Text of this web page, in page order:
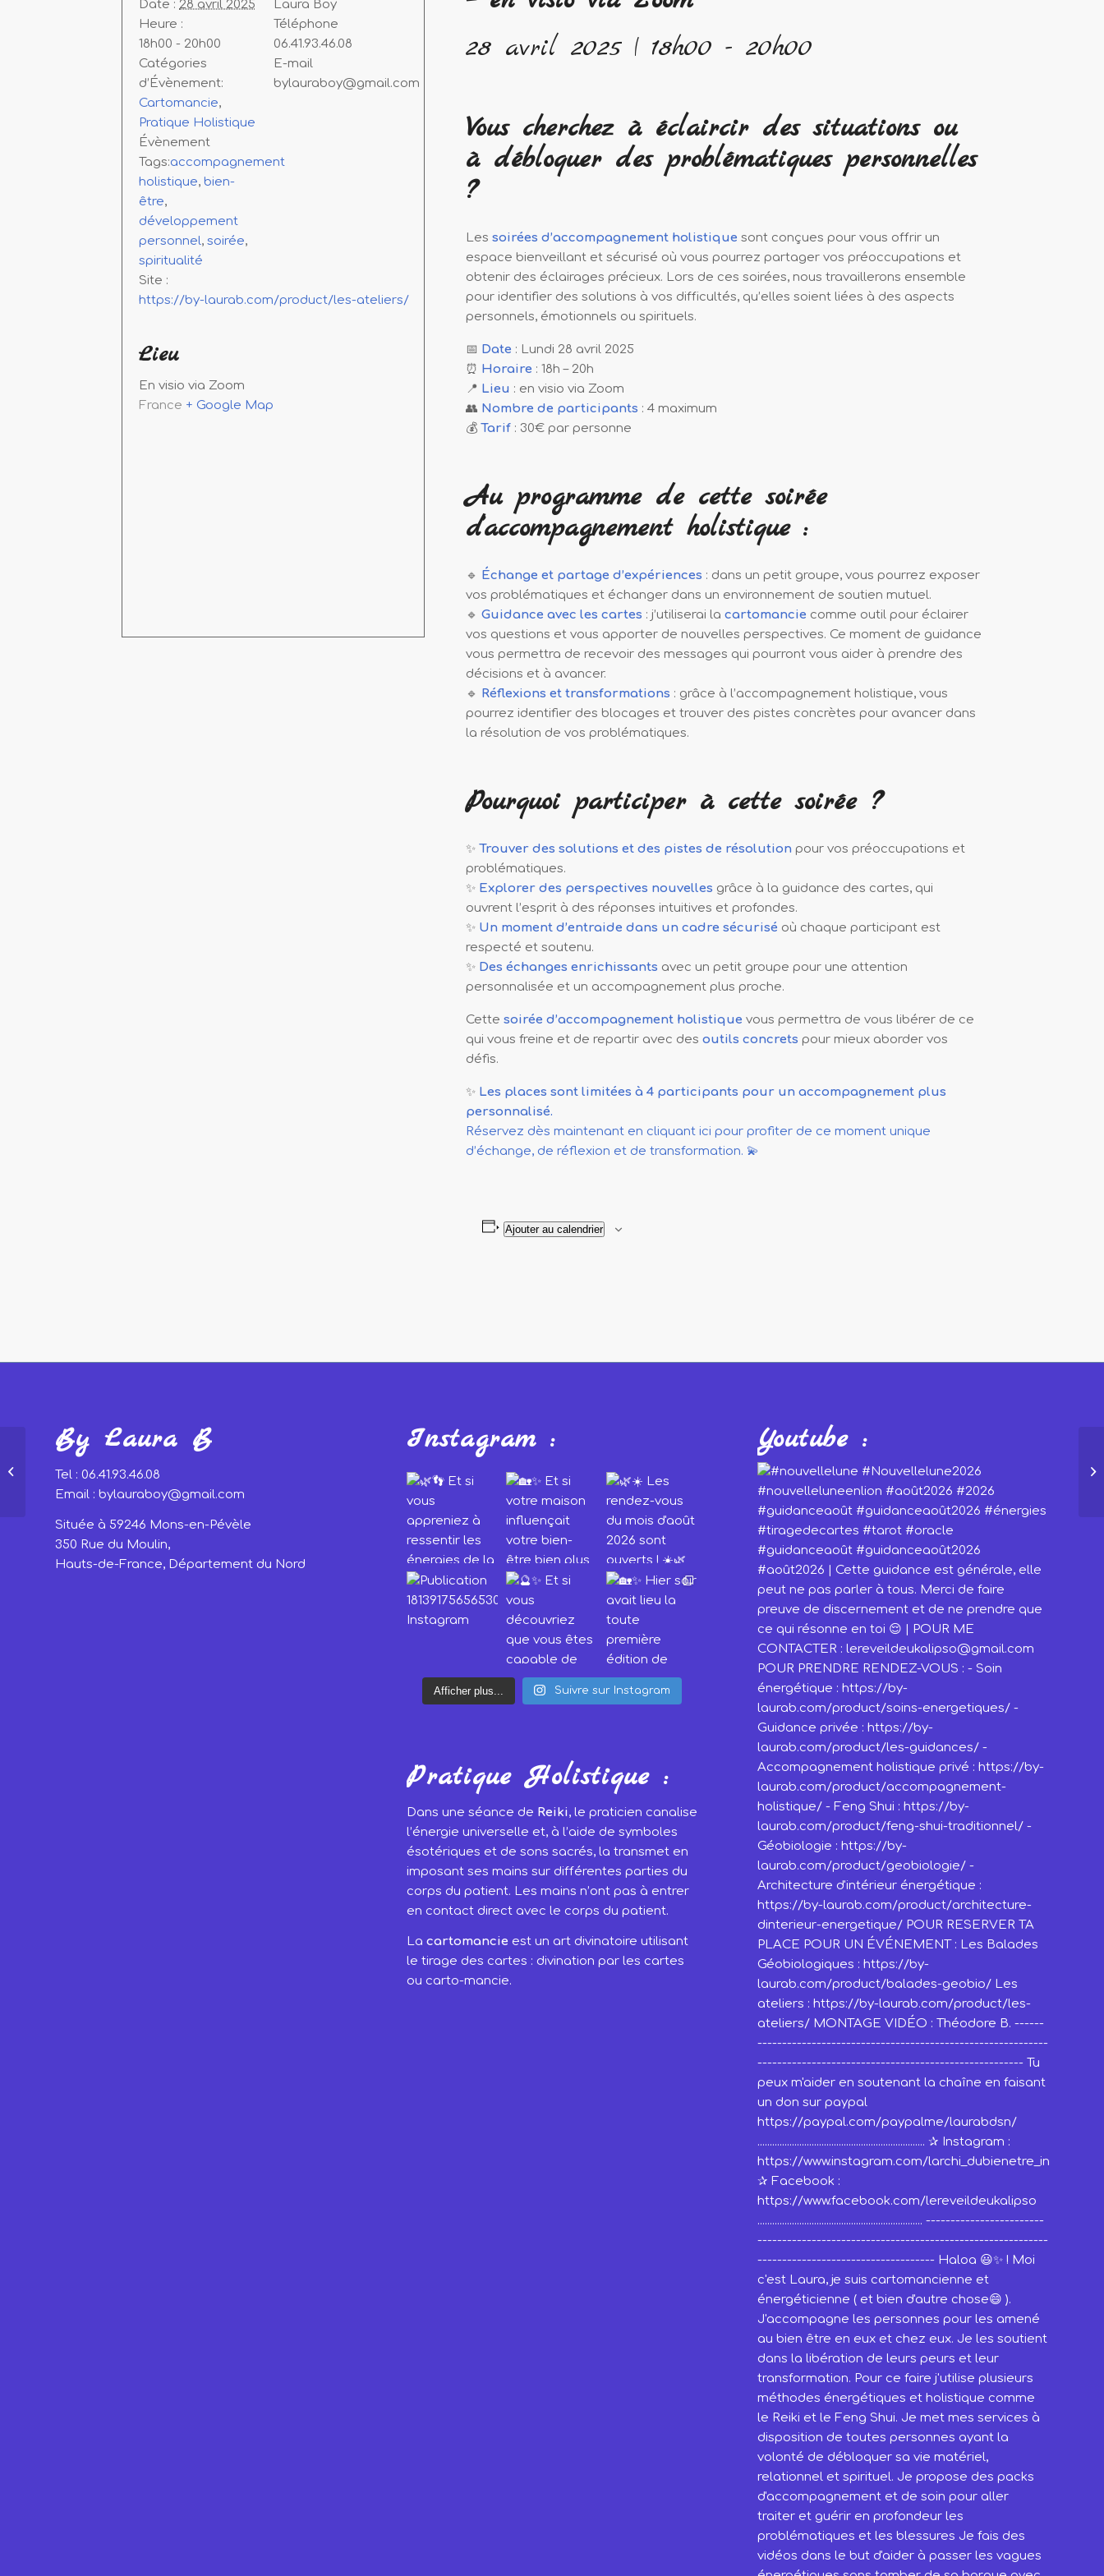
28 avril 2025 | 18h00 -20h00
Vous cherchez à éclaircir des situations ou
à débloquer des problématiques personnelles
?
Lessoirées d’accompagnement holistique sont conçues pour vous offrir un
espace bienveillant et sécurisé où vous pourrez partager vos préoccupations et
obtenir des éclairages précieux. Lors de ces soirées, nous travaillerons ensemble
pour identifier des solutions à vos difficultés, qu’elles soient liées à des aspects
personnels, émotionnels ou spirituels.
📅 Date : Lundi 28 avril 2025
⏰ Horaire : 18h – 20h
📍 Lieu : en visio via Zoom
👥 Nombre de participants : 4 maximum
💰Tarif : 30€ par personne
Au programme de cette soirée
d’accompagnement holistique :
🔹 Échange et partage d’expériences : dans un petit groupe, vous pourrez exposer
vos problématiques et échanger dans un environnement de soutien mutuel.
🔹Guidance avec les cartes : j’utiliserai lacartomancie comme outil pour éclairer
vos questions et vous apporter de nouvelles perspectives. Ce moment de guidance
vous permettra de recevoir des messages qui pourront vous aider à prendre des
décisions et à avancer.
🔹 Réflexions et transformations : grâce à l’accompagnement holistique, vous
pourrez identifier des blocages et trouver des pistes concrètes pour avancer dans
la résolution de vos problématiques.
Pourquoi participer à cette soirée ?
✨Trouver des solutions et des pistes de résolution pour vos préoccupations et
problématiques.
✨ Explorer des perspectives nouvelles grâce à la guidance des cartes, qui
ouvrent l’esprit à des réponses intuitives et profondes.
✨ Un moment d’entraide dans un cadre sécurisé où chaque participant est
respecté et soutenu.
✨ Des échanges enrichissants avec un petit groupe pour une attention
personnalisée et un accompagnement plus proche.
Cettesoirée d’accompagnement holistique vous permettra de vous libérer de ce
qui vous freine et de repartir avec desoutils concrets pour mieux aborder vos
défis.
✨ Les places sont limitées à 4 participants pour un accompagnement plus
personnalisé.
Réservez dès maintenant en cliquant ici pour profiter de ce moment unique
d’échange, de réflexion et de transformation. 💫
Ajouter au calendrier
Date : 28 avril 2025
Heure :
18h00 - 20h00
Catégories
d’Évènement:
Cartomancie,
Pratique Holistique
Évènement
Tags:accompagnement
holistique, bien-
être,
développement
personnel, soirée,
spiritualité
Site :
https://by-laurab.com/product/les-ateliers/
Laura Boy
Téléphone
06.41.93.46.08
E-mail
bylauraboy@gmail.com
Lieu
En visio via Zoom
France + Google Map
By Laura B
Tel : 06.41.93.46.08
Email : bylauraboy@gmail.com
Située à 59246 Mons-en-Pévèle
350 Rue du Moulin,
Hauts-de-France, Département du Nord
Instagram :
Afficher plus... Suivre sur Instagram
Pratique Holistique :
Dans une séance de Reiki, le praticien canalise
l’énergie universelle et, à l’aide de symboles
ésotériques et de sons sacrés, la transmet en
imposant ses mains sur différentes parties du
corps du patient. Les mains n’ont pas à entrer
en contact direct avec le corps du patient.
La cartomancie est un art divinatoire utilisant
le tirage des cartes : divination par les cartes
ou carto-mancie.
Youtube :
🏡 Le Feng Shui
Principes Clés –
Atelier d’Initiation ✨
– en visio via Zoom